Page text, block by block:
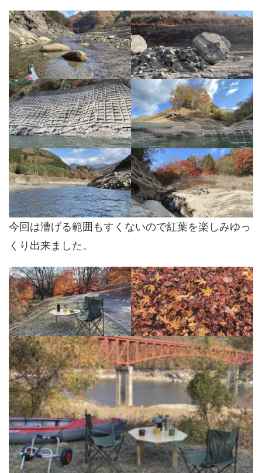
今回は漕げる範囲もすくないので紅葉を楽しみゆっ
くり出来ました。